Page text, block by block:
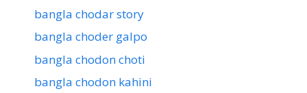
bangla chodar story
bangla choder galpo
bangla chodon choti
bangla chodon kahini